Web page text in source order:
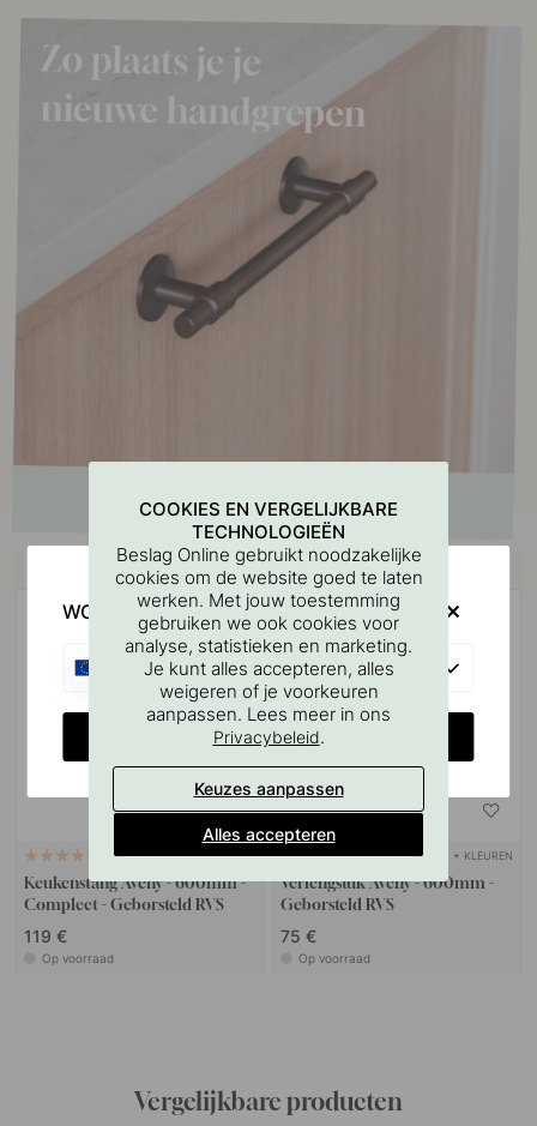
Koop samen met
+ KLEUREN
Keukenstang Aveny - 600mm -
Compleet - Geborsteld RVS
119 €
Op voorraad
2 + KLEUREN
Verlengstuk Aveny - 600mm -
Geborsteld RVS
75 €
Op voorraad
Vergelijkbare producten
COOKIES EN VERGELIJKBARE
TECHNOLOGIEËN
Beslag Online gebruikt noodzakelijke
cookies om de website goed te laten
werken. Met jouw toestemming
gebruiken we ook cookies voor
analyse, statistieken en marketing.
Je kunt alles accepteren, alles
weigeren of je voorkeuren
aanpassen. Lees meer in ons
Privacybeleid.
Keuzes aanpassen
Alles accepteren
WOULD YOU RATHER VISIT?
CHANGE COUNTRY